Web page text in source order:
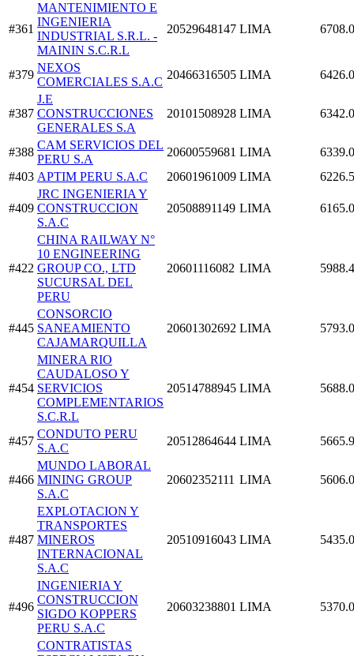
#361
MANTENIMIENTO E
INGENIERIA
INDUSTRIAL S.R.L. -
MAININ S.C.R.L
20529648147 LIMA
#379
NEXOS
COMERCIALES S.A.C
20466316505 LIMA
#387
J.E
CONSTRUCCIONES
GENERALES S.A
20101508928 LIMA
#388
CAM SERVICIOS DEL
PERU S.A
20600559681 LIMA
#403 APTIM PERU S.A.C 20601961009 LIMA
#409
JRC INGENIERIA Y
CONSTRUCCION
S.A.C
20508891149 LIMA
#422
CHINA RAILWAY N°
10 ENGINEERING
GROUP CO., LTD
SUCURSAL DEL
PERU
20601116082 LIMA
#445
CONSORCIO
SANEAMIENTO
CAJAMARQUILLA
20601302692 LIMA
#454
MINERA RIO
CAUDALOSO Y
SERVICIOS
COMPLEMENTARIOS
S.C.R.L
20514788945 LIMA
#457
CONDUTO PERU
S.A.C
20512864644 LIMA
#466
MUNDO LABORAL
MINING GROUP
S.A.C
20602352111 LIMA
#487
EXPLOTACION Y
TRANSPORTES
MINEROS
INTERNACIONAL
S.A.C
20510916043 LIMA
#496
INGENIERIA Y
CONSTRUCCION
SIGDO KOPPERS
PERU S.A.C
20603238801 LIMA
CONTRATISTAS